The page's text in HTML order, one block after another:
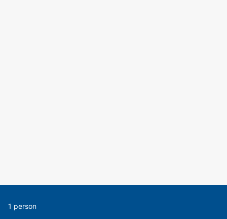
1 person